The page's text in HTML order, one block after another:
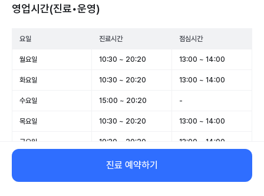
영업시간(진료•운영)
요일 진료시간 점심시간
월요일 10:30 ~ 20:20 13:00 ~ 14:00
화요일 10:30 ~ 20:20 13:00 ~ 14:00
수요일 15:00 ~ 20:20 -
목요일 10:30 ~ 20:20 13:00 ~ 14:00
금요일 10:30 ~ 20:20 13:00 ~ 14:00
09:30 ~ 15:30
일요일 휴무 -
진료 예약하기